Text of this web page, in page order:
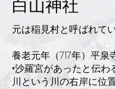
白山神社
元は稲見村と呼ばれてい
養老元年（717年）平泉
•沙羅宮があったと伝
川という川の右岸に位置